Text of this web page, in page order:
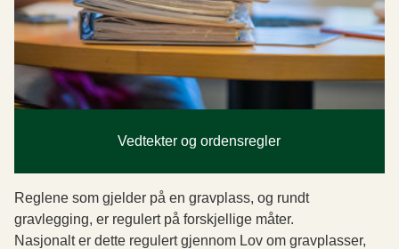
Vedtekter og ordensregler
Reglene som gjelder på en gravplass, og rundt
gravlegging, er regulert på forskjellige måter.
Nasjonalt er dette regulert gjennom Lov om gravplasser,